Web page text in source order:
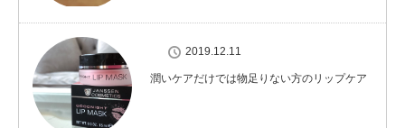
2019.12.11
潤いケアだけでは物足りない方のリップケア